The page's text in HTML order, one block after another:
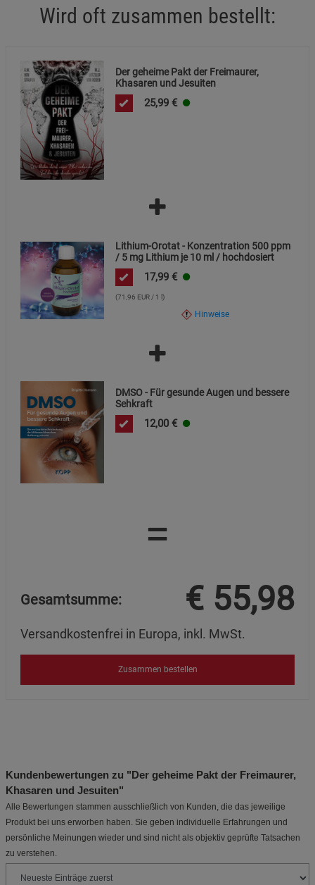
Wird oft zusammen bestellt:
Der geheime Pakt der Freimaurer,
Khasaren und Jesuiten
25,99 €
Lithium-Orotat - Konzentration 500 ppm
/ 5 mg Lithium je 10 ml / hochdosiert
17,99 €
(71,96 EUR / 1 l)
Hinweise
DMSO - Für gesunde Augen und bessere
Sehkraft
12,00 €
=
Gesamtsumme: € 55,98
Versandkostenfrei in Europa, inkl. MwSt.
Zusammen bestellen
Kundenbewertungen zu "Der geheime Pakt der Freimaurer,
Khasaren und Jesuiten"
Alle Bewertungen stammen ausschließlich von Kunden, die das jeweilige
Produkt bei uns erworben haben. Sie geben individuelle Erfahrungen und
persönliche Meinungen wieder und sind nicht als objektiv geprüfte Tatsachen
zu verstehen.